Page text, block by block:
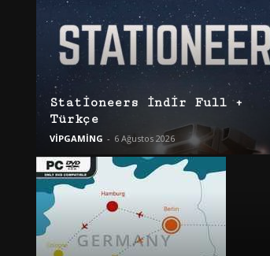
Stationeers İndir Full +
Türkçe
VİPGAMİNG - 6 Ağustos 2026